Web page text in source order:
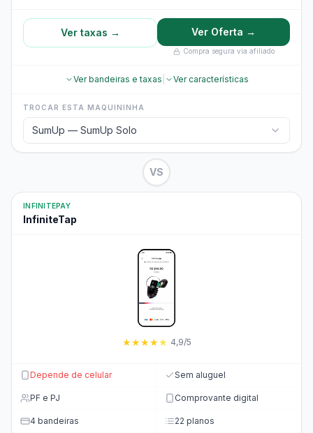
Ver taxas → Ver Oferta →
Compra segura via afiliado
Ver bandeiras e taxas Ver características
TROCAR ESTA MAQUININHA
SumUp — SumUp Solo
VS
INFINITEPAY
InfiniteTap
★★★★★ 4,9/5
Depende de celular Sem aluguel
PF e PJ Comprovante digital
4 bandeiras 22 planos